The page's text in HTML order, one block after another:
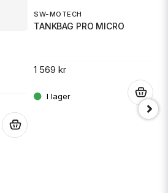
SW-MOTECH
TANKBAG PRO MICRO
1 569 kr